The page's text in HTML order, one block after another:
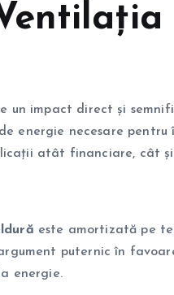
un impact direct și
energie necesare pentru
atât financiare, cât
este amortizată pe
puternic în
energie.